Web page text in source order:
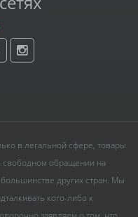
в легальной сфере, товары
свободном обращении на
других стран. Мы
кого-либо к